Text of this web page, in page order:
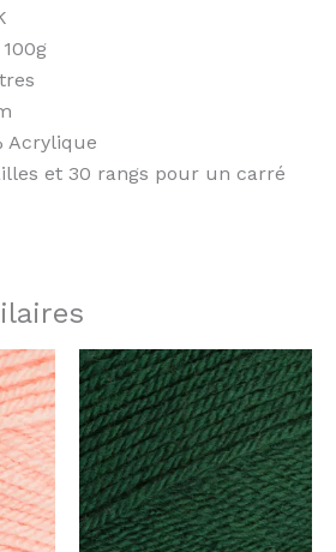
Acrylique
et 30 rangs pour un carré